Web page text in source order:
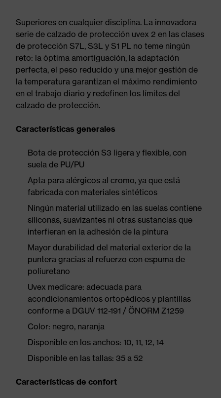
Superiores en cualquier disciplina. La innovadora
serie de calzado de protección uvex 2 en las clases
de protección S7L, S3L y S1 PL no teme ningún
reto: la óptima amortiguación, la adaptación
perfecta, el peso reducido y una mejor gestión de
la temperatura garantizan el máximo rendimiento
en el trabajo diario y redefinen los límites del
calzado de protección.
Características generales
Bota de protección S3 ligera y flexible, con
suela de PU/PU
Apta para alérgicos al cromo, ya que está
fabricada con materiales sintéticos
Ningún material utilizado en las suelas contiene
siliconas, suavizantes ni otras sustancias que
interfieran en la adhesión de la pintura
Mayor durabilidad del material exterior de la
puntera gracias al refuerzo con espuma de
poliuretano
Uvex medicare: adecuada para
acondicionamientos ortopédicos y plantillas
conforme a DGUV 112-191 / ÖNORM Z1259
Color: negro, naranja
Disponible en los anchos: 10, 11, 12, 14
Disponible en las tallas: 35 a 52
Características de confort